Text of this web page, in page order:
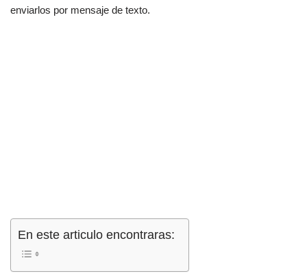
enviarlos por mensaje de texto.
En este articulo encontraras: